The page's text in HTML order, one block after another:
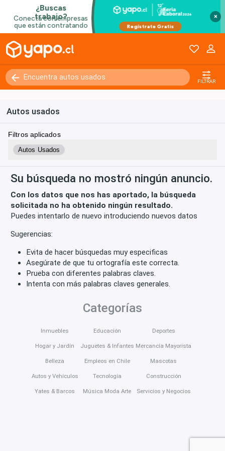
×
FILTRAR
Autos usados
Filtros aplicados
Autos Usados
Su búsqueda no mostró ningún anuncio.
Con los datos que nos has aportado, la búsqueda
solicitada no ha obtenido ningún resultado.
Puedes intentarlo de nuevo introduciendo nuevos datos
Sugerencias:
Evita de hacer búsquedas muy especificas
Asegúrate de que tu ortografía este correcta.
Prueba con diferentes palabras claves.
Intenta con más palabras claves generales.
Categorías
Inmuebles
Hogar y Jardín
Belleza
Autos y Vehículos
Yates & Barcos
Educación
Juguetes & Infantes
Empleos en Chile
Tecnología
Música Moda Arte
Deportes
Mercancía Mayorista
Mascotas
Construcción
Servicios y Negocios
Kilómetros 0 - 250000+